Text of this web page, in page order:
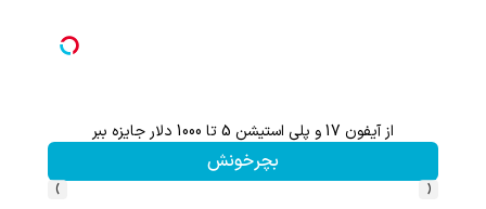
از آیفون 17 و پلی استیشن 5 تا 1000 دلار جایزه ببر
بچرخونش
‹
›